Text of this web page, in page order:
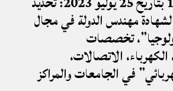
مهندس الدولة في مجال
تخصصات
الكهرباء، الاتصالات،
في الجامعات والمراكز